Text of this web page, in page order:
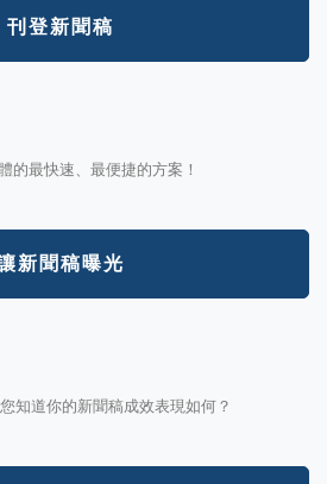
刊登新聞稿
的最快速、最便捷的方案！
新聞稿曝光
知道你的新聞稿成效表現如何？